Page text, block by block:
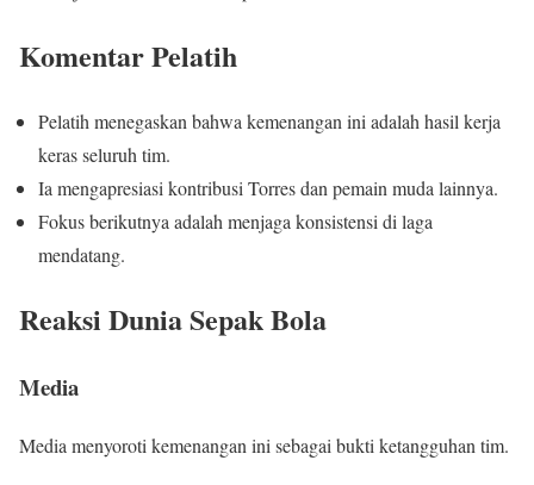
Komentar Pelatih
Pelatih menegaskan bahwa kemenangan ini adalah hasil kerja
keras seluruh tim.
Ia mengapresiasi kontribusi Torres dan pemain muda lainnya.
Fokus berikutnya adalah menjaga konsistensi di laga
mendatang.
Reaksi Dunia Sepak Bola
Media
Media menyoroti kemenangan ini sebagai bukti ketangguhan tim.